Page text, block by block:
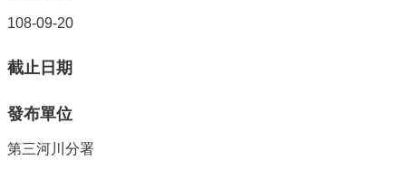
108-09-20
截止日期
發布單位
第三河川分署